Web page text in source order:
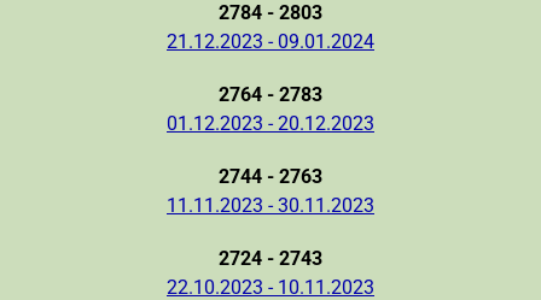
2784 - 2803
21.12.2023 - 09.01.2024
2764 - 2783
01.12.2023 - 20.12.2023
2744 - 2763
11.11.2023 - 30.11.2023
2724 - 2743
22.10.2023 - 10.11.2023